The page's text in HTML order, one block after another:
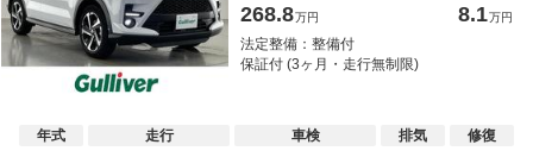
268.8万円 8.1万円
法定整備：整備付
保証付 (3ヶ月・走行無制限)
年式
走行
車検
排気
修復